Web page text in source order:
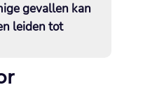
gevallen kan
leiden tot